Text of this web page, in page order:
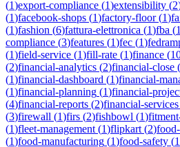
(1)export-compliance (1)extensibility (2
(1)facebook-shops (1)factory-floor(1)
(1)fashion (6)fattura-elettronica (1)fba (1
compliance (3)features (1)fec (1)
(1)field-service (1)fill-rate (1)finance (
(2)financial-analytics (2)financial-close (
(1)financial-dashboard (1)financial-
(1)financial-planning (1)financial-
(4)financial-reports (2)financial-services
(3)firewall (1)firs (2)fishbowl (1)
(1)fleet-management (1)flipkart (2)
(1)food-manufacturing (1)food-safety (1